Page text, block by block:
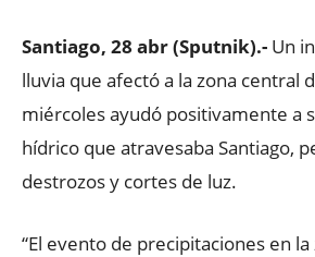
Santiago, 28 abr (Sputnik).- Un
lluvia que afectó a la zona central
miércoles ayudó positivamente a
hídrico que atravesaba Santiago,
destrozos y cortes de luz.
“El evento de precipitaciones en